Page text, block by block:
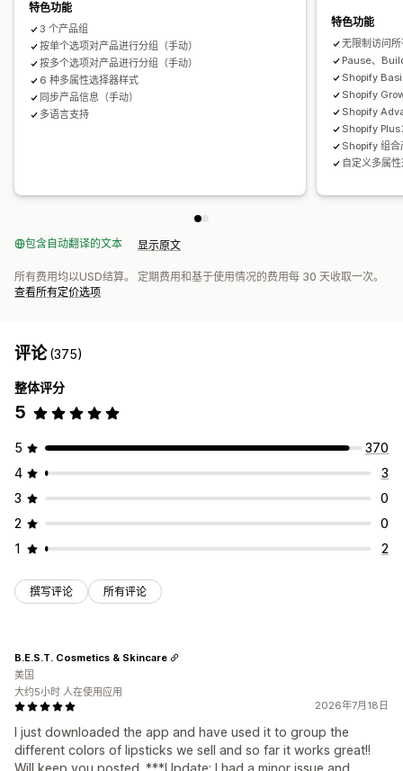
特色功能
3 个产品组
按单个选项对产品进行分组（手动）
按多个选项对产品进行分组（手动）
6 种多属性选择器样式
同步产品信息（手动）
多语言支持
特色功能
无限制访问
Pause、
Shopify
Shopify
Shopify
Shopify
Shopify 组合
自定义多属
包含自动翻译的文本 显示原文
所有费用均以USD结算。 定期费用和基于使用情况的费用每 30 天收取一次。
查看所有定价选项
评论(375)
整体评分
5
5
370
4
3
3
0
2
0
1
2
撰写评论 所有评论
2026年7月18日
I just downloaded the app and have used it to group the
different colors of lipsticks we sell and so far it works great!!
B.E.S.T. Cosmetics & Skincare
美国
大约5小时 人在使用应用